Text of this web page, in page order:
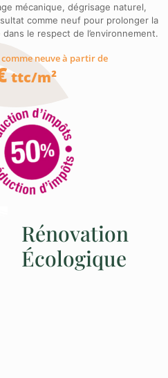
mécanique, dégrisage naturel,
comme neuf pour prolonger la
le respect de l’environnement.
neuve à partir de
ttc/m²
Rénovation
Écologique